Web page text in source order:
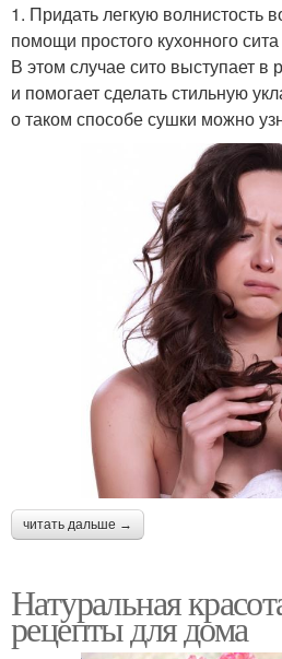
1. Придать легкую волнистость
помощи простого кухонного сита
В этом случае сито выступает
и помогает сделать стильную
о таком способе сушки можно
читать дальше →
Натуральная
рецепты для дома